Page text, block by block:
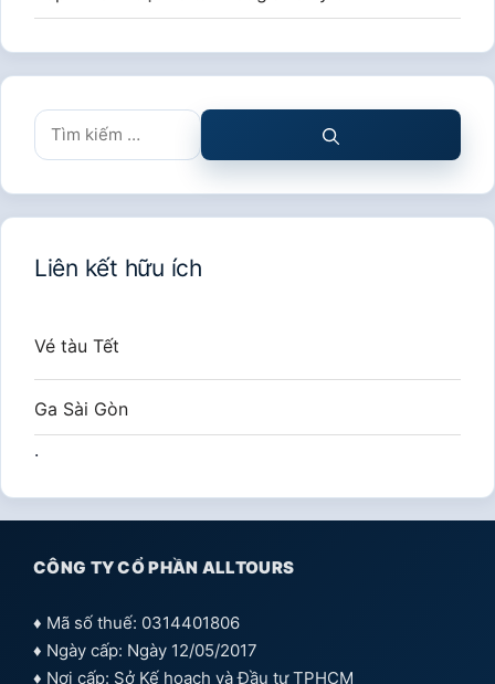
Tìm
kiếm
Liên kết hữu ích
Vé tàu Tết
Ga Sài Gòn
.
CÔNG TY CỔ PHẦN ALLTOURS
♦ Mã số thuế: 0314401806
♦ Ngày cấp: Ngày 12/05/2017
♦ Nơi cấp: Sở Kế hoạch và Đầu tư TPHCM